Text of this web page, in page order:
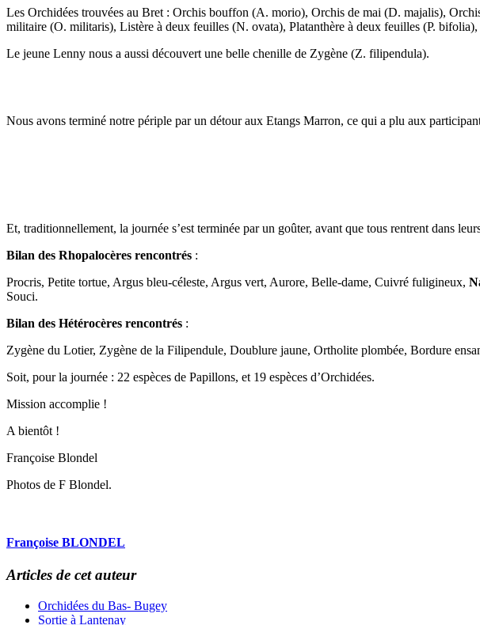
Les Orchidées trouvées au Bret : Orchis bouffon (A. morio), Orchis de mai (D. majalis),
militaire (O. militaris), Listère à deux feuilles (N. ovata), Platanthère à deux feuilles (P.
Le jeune Lenny nous a aussi découvert une belle chenille de Zygène (Z. filipendula).
Nous avons terminé notre périple par un détour aux Etangs Marron, ce qui a plu aux
Et, traditionnellement, la journée s’est terminée par un goûter, avant que tous rentrent dans
Bilan des Rhopalocères rencontrés :
Procris, Petite tortue, Argus bleu-céleste, Argus vert, Aurore, Belle-dame, Cuivré fuligineux,
Souci.
Bilan des Hétérocères rencontrés :
Zygène du Lotier, Zygène de la Filipendule, Doublure jaune, Ortholite plombée, Bordure
Soit, pour la journée : 22 espèces de Papillons, et 19 espèces d’Orchidées.
Mission accomplie !
A bientôt !
Françoise Blondel
Photos de F Blondel.
Françoise BLONDEL
Articles de cet auteur
Orchidées du Bas- Bugey
Sortie à Lantenay